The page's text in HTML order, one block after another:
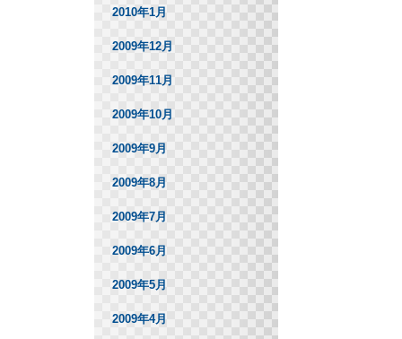
2010年1月
2009年12月
2009年11月
2009年10月
2009年9月
2009年8月
2009年7月
2009年6月
2009年5月
2009年4月